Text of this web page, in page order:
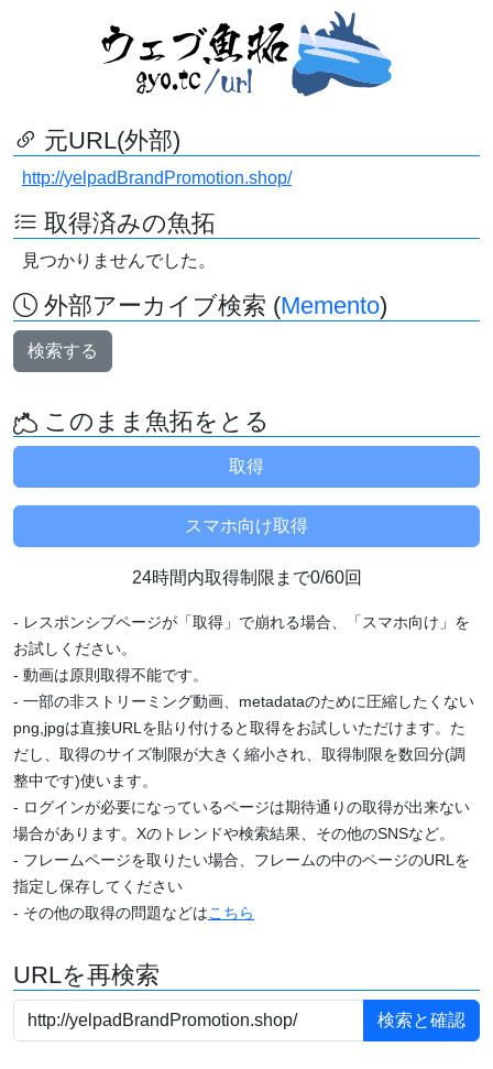
元URL(外部)
http://yelpadBrandPromotion.shop/
取得済みの魚拓
見つかりませんでした。
外部アーカイブ検索 (Memento)
検索する
このまま魚拓をとる
24時間内取得制限まで0/60回
- レスポンシブページが「取得」で崩れる場合、「スマホ向け」を
お試しください。
- 動画は原則取得不能です。
- 一部の非ストリーミング動画、metadataのために圧縮したくない
png,jpgは直接URLを貼り付けると取得をお試しいただけます。た
だし、取得のサイズ制限が大きく縮小され、取得制限を数回分(調
整中です)使います。
- ログインが必要になっているページは期待通りの取得が出来ない
場合があります。Xのトレンドや検索結果、その他のSNSなど。
- フレームページを取りたい場合、フレームの中のページのURLを
指定し保存してください
- その他の取得の問題などはこちら
URLを再検索